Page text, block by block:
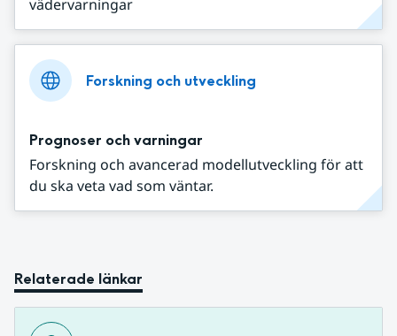
vädervarningar
Forskning och utveckling
Prognoser och varningar
Forskning och avancerad modellutveckling för att
du ska veta vad som väntar.
Relaterade länkar